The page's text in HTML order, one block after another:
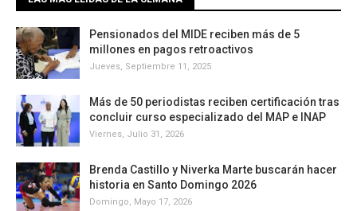
Pensionados del MIDE reciben más de 5
millones en pagos retroactivos
Jueves, Septiembre 11, 2025
Más de 50 periodistas reciben certificación tras
concluir curso especializado del MAP e INAP
Viernes, Julio 31, 2026
Brenda Castillo y Niverka Marte buscarán hacer
historia en Santo Domingo 2026
Domingo, Mayo 17, 2026